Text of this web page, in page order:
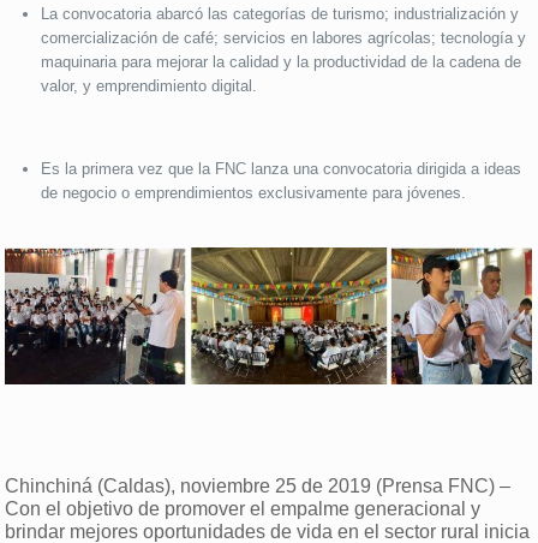
La convocatoria abarcó las categorías de turismo; industrialización y
comercialización de café; servicios en labores agrícolas; tecnología y
maquinaria para mejorar la calidad y la productividad de la cadena de
valor, y emprendimiento digital.
Es la primera vez que la FNC lanza una convocatoria dirigida a ideas
de negocio o emprendimientos exclusivamente para jóvenes.
Chinchiná (Caldas), noviembre 25 de 2019 (Prensa FNC) –
Con el objetivo de promover el empalme generacional y
brindar mejores oportunidades de vida en el sector rural inicia